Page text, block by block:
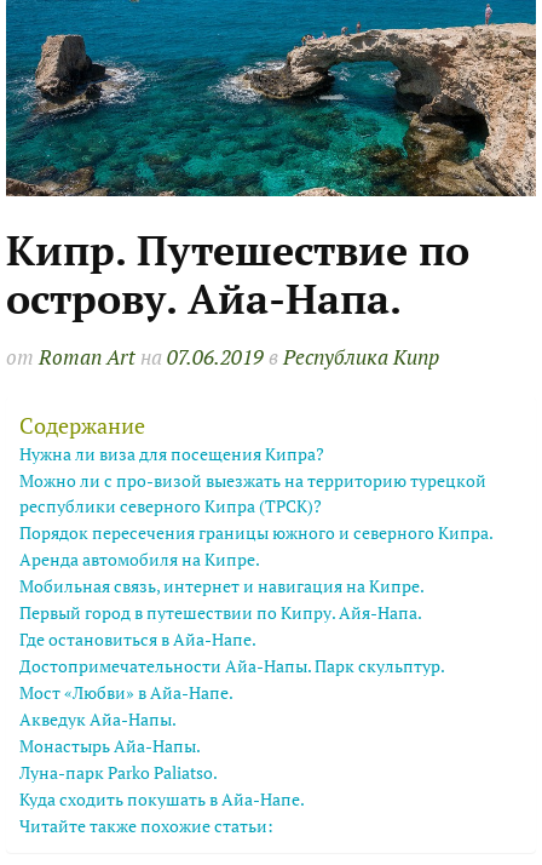
Кипр. Путешествие по
острову. Айа-Напа.
отRoman Art на07.06.2019 вРеспублика Кипр
Содержание
Нужна ли виза для посещения Кипра?
Можно ли с про-визой выезжать на территорию турецкой
республики северного Кипра (ТРСК)?
Порядок пересечения границы южного и северного Кипра.
Аренда автомобиля на Кипре.
Мобильная связь, интернет и навигация на Кипре.
Первый город в путешествии по Кипру. Айя-Напа.
Где остановиться в Айа-Напе.
Достопримечательности Айа-Напы. Парк скульптур.
Мост «Любви» в Айа-Напе.
Акведук Айа-Напы.
Монастырь Айа-Напы.
Луна-парк Parko Paliatso.
Куда сходить покушать в Айа-Напе.
Читайте также похожие статьи: